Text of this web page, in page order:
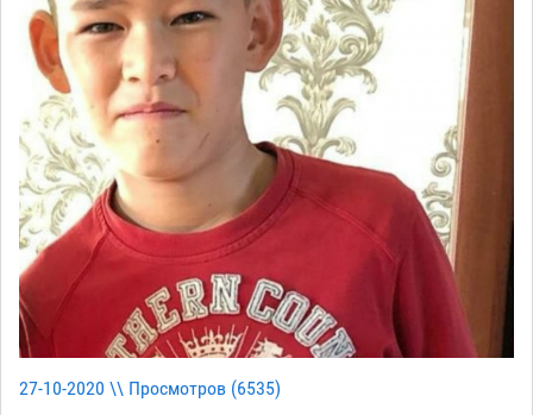
27-10-2020 \\ Просмотров (6535)